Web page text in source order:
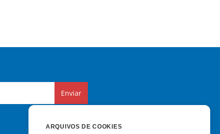
Enviar
ARQUIVOS DE COOKIES